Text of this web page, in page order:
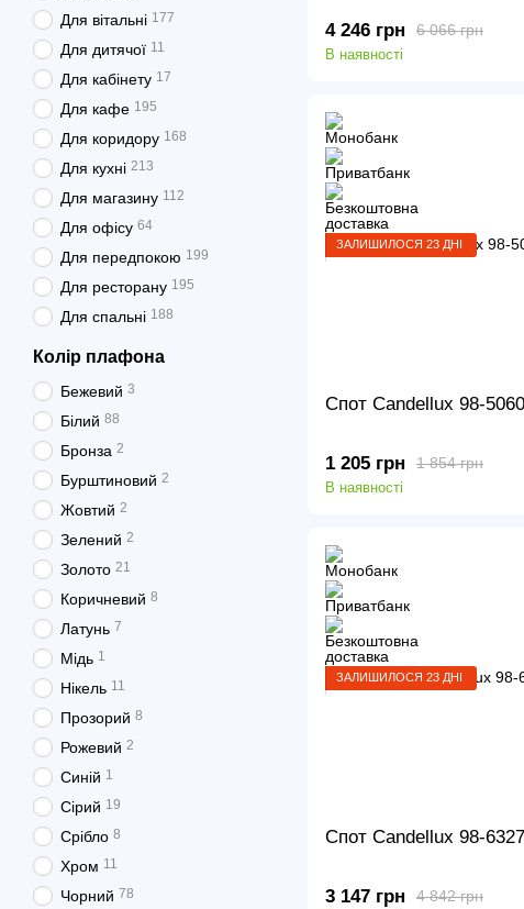
6 066 грн
4 246 грн
В наявності
ЗАЛИШИЛОСЯ 23 ДНІ
Спот Candellux 98-
1 854 грн
1 205 грн
В наявності
ЗАЛИШИЛОСЯ 23 ДНІ
Спот Candellux 98-
4 842 грн
3 147 грн
Для вітальні 177
Для дитячої 11
Для кабінету 17
Для кафе 195
Для коридору 168
Для кухні 213
Для магазину 112
Для офісу 64
Для передпокою 199
Для ресторану 195
Для спальні 188
Колір плафона
Бежевий 3
Білий 88
Бронза 2
Бурштиновий 2
Жовтий 2
Зелений 2
Золото 21
Коричневий 8
Латунь 7
Мідь 1
Нікель 11
Прозорий 8
Рожевий 2
Синій 1
Сірий 19
Срібло 8
Хром 11
Чорний 78